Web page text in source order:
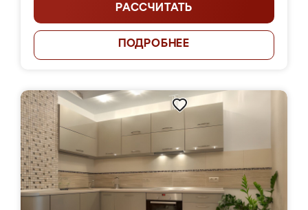
РАССЧИТАТЬ
ПОДРОБНЕЕ